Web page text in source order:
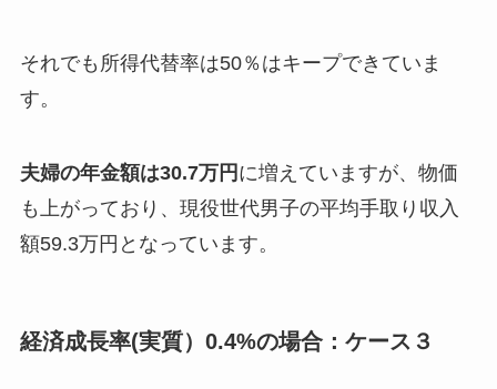
それでも所得代替率は50％はキープできていま
す。
夫婦の年金額は30.7万円 に増えていますが、物価
も上がっており、現役世代男子の平均手取り収入
額59.3万円となっています。
経済成長率(実質）0.4%の場合：ケース３